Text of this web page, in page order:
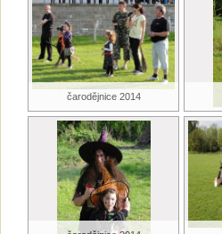
čarodějnice 2014